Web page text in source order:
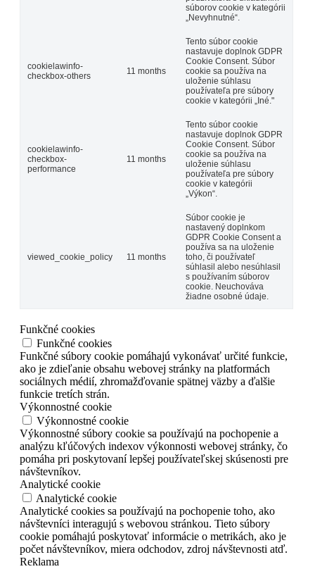
súborov cookie v kategórii
„Nevyhnutné“.
cookielawinfo-
checkbox-others
11 months
Tento súbor cookie
nastavuje doplnok GDPR
Cookie Consent. Súbor
cookie sa používa na
uloženie súhlasu
používateľa pre súbory
cookie v kategórii „Iné."
cookielawinfo-
checkbox-
performance
11 months
Tento súbor cookie
nastavuje doplnok GDPR
Cookie Consent. Súbor
cookie sa používa na
uloženie súhlasu
používateľa pre súbory
cookie v kategórii
„Výkon“.
viewed_cookie_policy 11 months
Súbor cookie je
nastavený doplnkom
GDPR Cookie Consent a
používa sa na uloženie
toho, či používateľ
súhlasil alebo nesúhlasil
s používaním súborov
cookie. Neuchováva
žiadne osobné údaje.
Funkčné cookies
Funkčné cookies
Funkčné súbory cookie pomáhajú vykonávať určité funkcie,
ako je zdieľanie obsahu webovej stránky na platformách
sociálnych médií, zhromažďovanie spätnej väzby a ďalšie
funkcie tretích strán.
Výkonnostné cookie
Výkonnostné cookie
Výkonnostné súbory cookie sa používajú na pochopenie a
analýzu kľúčových indexov výkonnosti webovej stránky, čo
pomáha pri poskytovaní lepšej používateľskej skúsenosti pre
návštevníkov.
Analytické cookie
Analytické cookie
Analytické cookies sa používajú na pochopenie toho, ako
návštevníci interagujú s webovou stránkou. Tieto súbory
cookie pomáhajú poskytovať informácie o metrikách, ako je
počet návštevníkov, miera odchodov, zdroj návštevnosti atď.
Reklama